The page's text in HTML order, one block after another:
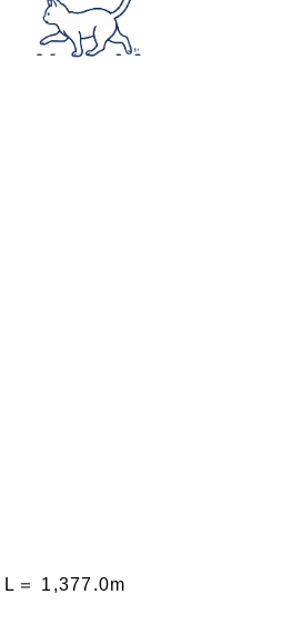
＝ 1,377.0m